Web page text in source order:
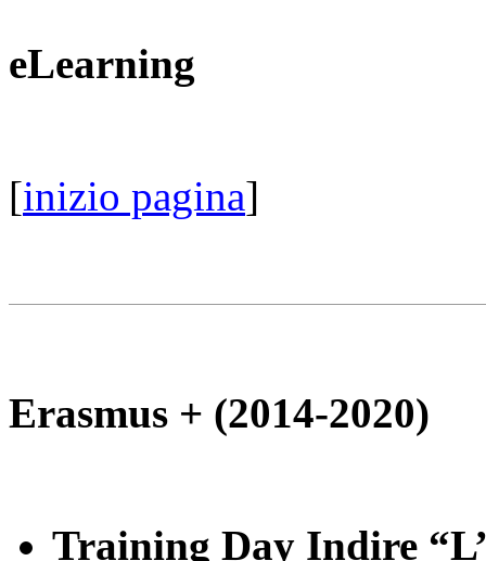
eLearning
[inizio pagina]
Erasmus + (2014-2020)
Training Day Indire